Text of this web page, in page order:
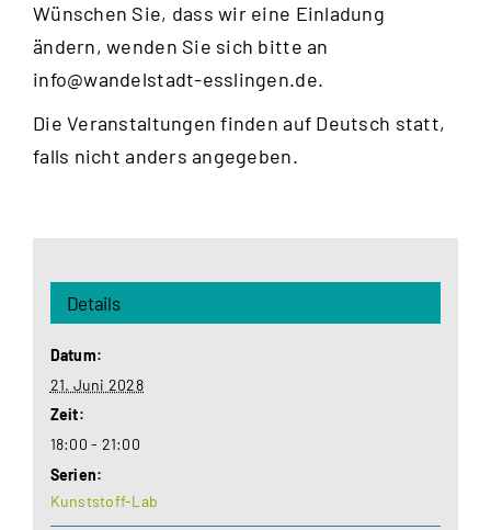
Wünschen Sie, dass wir eine Einladung
ändern, wenden Sie sich bitte an
info@wandelstadt-esslingen.de.
Die Veranstaltungen finden auf Deutsch statt,
falls nicht anders angegeben.
Details
Datum:
21. Juni 2028
Zeit:
18:00 - 21:00
Serien:
Kunststoff-Lab